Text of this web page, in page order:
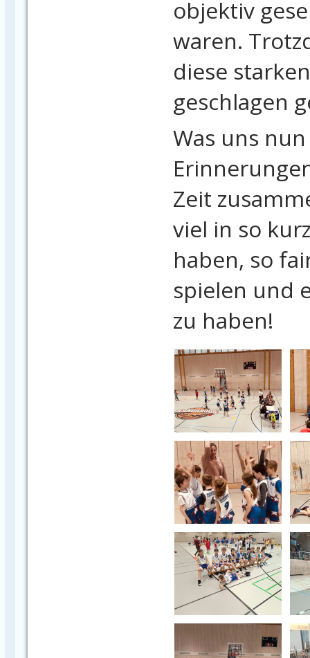
objektiv
waren.
diese
geschlagen
Was uns
Zeit
viel in so
haben, so
spielen und
zu haben!